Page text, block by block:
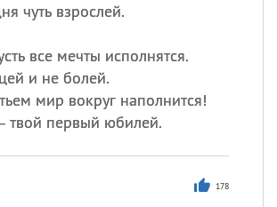
чуть взрослей.
все мечты исполнятся.
и не болей.
мир вокруг наполнится!
твой первый юбилей.
178